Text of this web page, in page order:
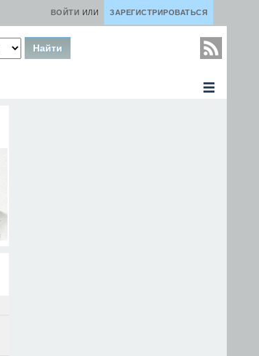
ЗАРЕГИСТРИРОВАТЬСЯ
ВОЙТИ ИЛИ